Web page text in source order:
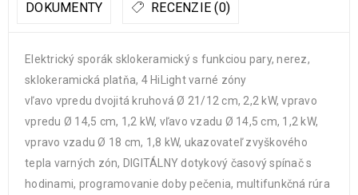
DOKUMENTY RECENZIE (0)
Elektrický sporák sklokeramický s funkciou pary, nerez,
sklokeramická platňa, 4 HiLight varné zóny
vľavo vpredu dvojitá kruhová Ø 21/12 cm, 2,2 kW, vpravo
vpredu Ø 14,5 cm, 1,2 kW, vľavo vzadu Ø 14,5 cm, 1,2 kW,
vpravo vzadu Ø 18 cm, 1,8 kW, ukazovateľ zvyškového
tepla varných zón, DIGITÁLNY dotykový časový spínač s
hodinami, programovanie doby pečenia, multifunkčná rúra